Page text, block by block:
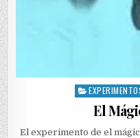
Posted
El
El experimento de el